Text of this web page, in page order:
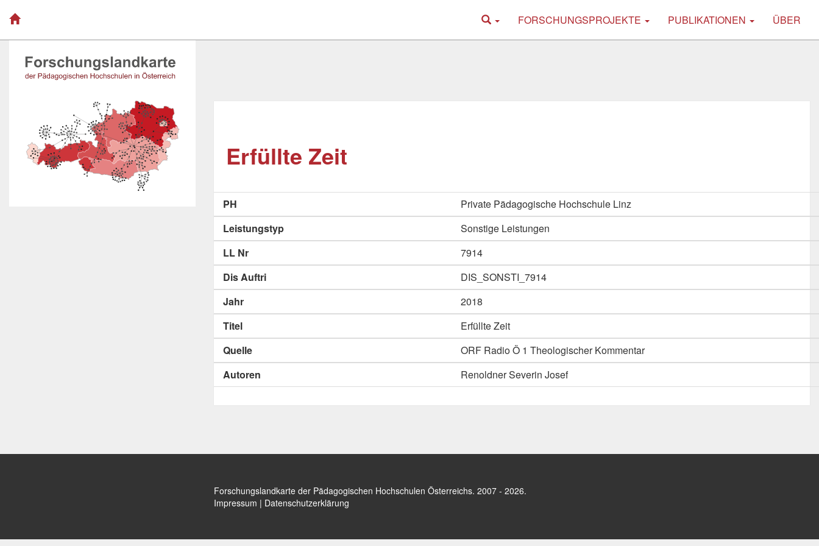
FORSCHUNGSPROJEKTE PUBLIKATIONEN ÜBER
Erfüllte Zeit
PH
Private Pädagogische Hochschule Linz
Leistungstyp
Sonstige Leistungen
LL Nr
7914
Dis Auftri
DIS_SONSTI_7914
Jahr
2018
Titel
Erfüllte Zeit
Quelle
ORF Radio Ö 1 Theologischer Kommentar
Autoren
Renoldner Severin Josef
Forschungslandkarte der Pädagogischen Hochschulen Österreichs. 2007 - 2026.
Impressum | Datenschutzerklärung